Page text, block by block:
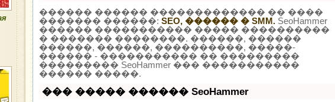
������ ������ ������������� �� ����
������� ������: SEO, ������ � SMM. SeoHammer
������ ����������� ����� ����������
� ������� ��������. ������, ������
������, ������, ����������, �����-
������ - ����������� �� ���������
��������� SeoHammer ��� �����������
������ �����.
��� ����� ������ SeoHammer